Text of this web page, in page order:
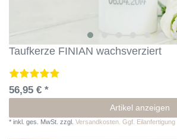
Taufkerze FINIAN wachsverziert
56,95 € *
Artikel anzeigen
* inkl. ges. MwSt. zzgl. Versandkosten. Ggf. Eilanfertigung